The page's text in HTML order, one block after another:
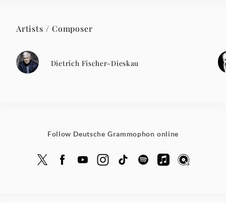
Artists / Composer
Dietrich Fischer-Dieskau
Follow Deutsche Grammophon online